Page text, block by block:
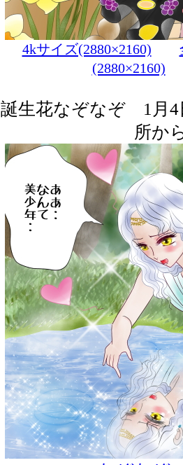
4kサイズ(2880×2160)
(2880×2160)
誕生花なぞなぞ 1月
所か